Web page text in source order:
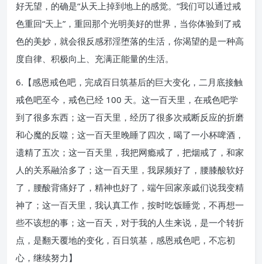
好无望，的确是“从天上掉到地上的感觉。”我们可以通过戒
色重回“天上”，重回那个光明美好的世界，当你体验到了戒
色的美妙，就会很反感邪淫堕落的生活，你渴望的是一种高
度自律、积极向上、充满正能量的生活。
6.【感恩戒色吧，完成百日筑基后的巨大变化，二月底接触
戒色吧至今，戒色已经 100 天。这一百天里，在戒色吧学
到了很多东西；这一百天里，经历了很多次戒断反应的折磨
和心魔的反噬；这一百天里晚睡了四次，喝了一小杯啤酒，
遗精了五次；这一百天里，我把网瘾戒了，把烟戒了，和家
人的关系融洽多了；这一百天里，我尿频好了，腰膝酸软好
了，腰酸背痛好了，精神也好了，端午回家亲戚们说我变精
神了；这一百天里，我认真工作，按时吃饭睡觉，不再想一
些不该想的事；这一百天，对于我的人生来说，是一个转折
点，是翻天覆地的变化，百日筑基，感恩戒色吧，不忘初
心，继续努力】